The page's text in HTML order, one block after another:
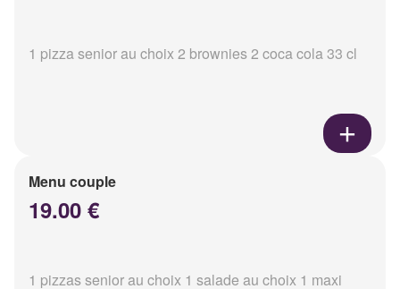
1 pizza senior au choix 2 brownies 2 coca cola 33 cl
Menu couple
19.00 €
1 pizzas senior au choix 1 salade au choix 1 maxi